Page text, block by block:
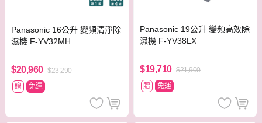
Panasonic 16公升 變頻清淨除
濕機 F-YV32MH
$20,960 $23,290
贈
免運
Panasonic 19公升 變頻高效除
濕機 F-YV38LX
$19,710 $21,900
贈
免運